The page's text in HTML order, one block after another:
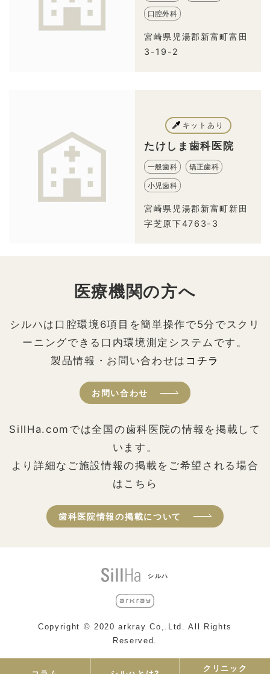
口腔外科
宮崎県児湯郡新富町富田
3-19-2
キットあり
たけしま歯科医院
一般歯科 矯正歯科
小児歯科
宮崎県児湯郡新富町新田
字芝原下4763-3
医療機関の方へ
シルハは口腔環境6項目を簡単操作で5分でスクリ
ーニングできる口内環境測定システムです。
製品情報・お問い合わせは コチラ
お問い合わせ
SillHa.comでは全国の歯科医院の情報を掲載して
います。
より詳細なご施設情報の掲載をご希望される場合
はこちら
歯科医院情報の掲載について
シルハ
Copyright © 2020 arkray Co,.Ltd. All Rights
Reserved.
クリニック